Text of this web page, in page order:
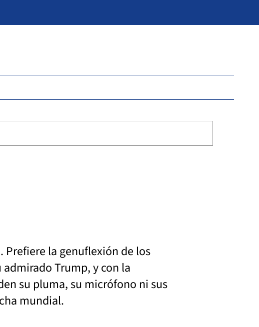
Prefiere la genuflexión de los
Trump, y con la
su pluma, su micrófono ni sus
mundial.